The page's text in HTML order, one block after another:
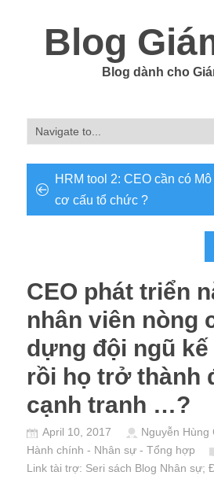
Blog
Blog dành cho
HRM tool 2: CEO cần có
cơ cấu tổ chức ?
CEO phát triển
nhân viên nòng
dựng đội ngũ
rồi họ trở thành
cạnh tranh …?
April 10, 2017 Nguyễn Hùng
Hành chính - Nhân sự - Tổng hợp
Link tài trợ: Seri sách Blog Nhân sự;